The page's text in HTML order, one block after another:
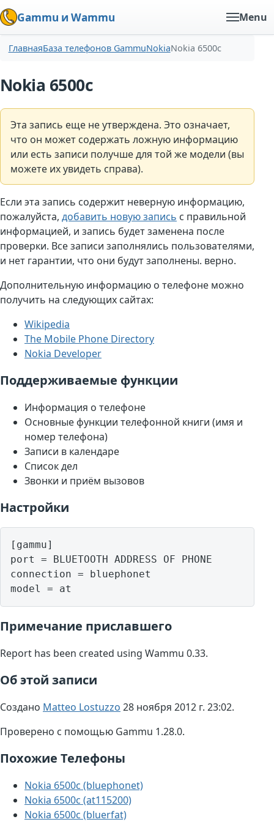
Gammu и Wammu Menu
ГлавнаяБаза телефонов GammuNokiaNokia 6500c
Nokia 6500c
Эта запись еще не утверждена. Это означает,
что он может содержать ложную информацию
или есть записи получше для той же модели (вы
можете их увидеть справа).
Если эта запись содержит неверную информацию,
пожалуйста, добавить новую запись с правильной
информацией, и запись будет заменена после
проверки. Все записи заполнялись пользователями,
и нет гарантии, что они будут заполнены. верно.
Дополнительную информацию о телефоне можно
получить на следующих сайтах:
Wikipedia
The Mobile Phone Directory
Nokia Developer
Поддерживаемые функции
Информация о телефоне
Основные функции телефонной книги (имя и
номер телефона)
Записи в календаре
Список дел
Звонки и приём вызовов
Настройки
[gammu]
port = BLUETOOTH ADDRESS OF PHONE
connection = bluephonet
model = at
Примечание приславшего
Report has been created using Wammu 0.33.
Об этой записи
Создано Matteo Lostuzzo 28 ноября 2012 г. 23:02.
Проверено с помощью Gammu 1.28.0.
Похожие Телефоны
Nokia 6500c (bluephonet)
Nokia 6500c (at115200)
Nokia 6500c (bluerfat)